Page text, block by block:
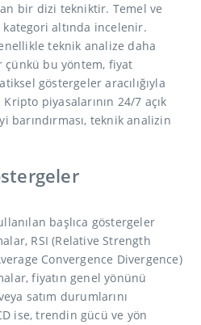
bir dizi tekniktir. Temel ve
altında incelenir.
teknik analize daha
bu yöntem, fiyat
göstergeler aracılığıyla
piyasalarının 24/7 açık
barındırması, teknik analizin
başlıca göstergeler
RSI (Relative Strength
Convergence Divergence)
fiyatın genel yönünü
satım durumlarını
ise, trendin gücü ve yön